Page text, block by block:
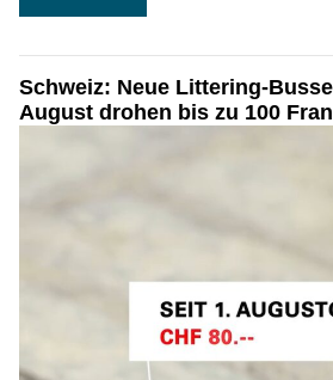
Schweiz: Neue Littering-
August drohen bis zu 100